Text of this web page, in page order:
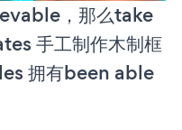
，那么take
手工制作木制框
拥有been able